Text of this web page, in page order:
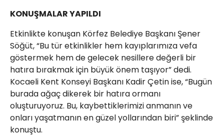
KONUŞMALAR YAPILDI
Etkinlikte konuşan Körfez Belediye Başkanı Şener
Söğüt, “Bu tür etkinlikler hem kayıplarımıza vefa
göstermek hem de gelecek nesillere değerli bir
hatıra bırakmak için büyük önem taşıyor” dedi.
Kocaeli Kent Konseyi Başkanı Kadir Çetin ise, “Bugün
burada ağaç dikerek bir hatıra ormanı
oluşturuyoruz. Bu, kaybettiklerimizi anmanın ve
onları yaşatmanın en güzel yollarından biri” şeklinde
konuştu.